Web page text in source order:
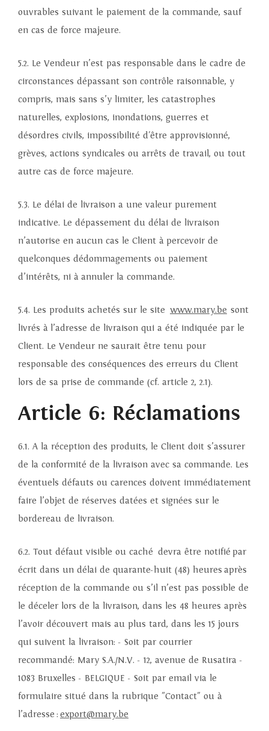
ouvrables suivant le paiement de la commande, sauf
en cas de force majeure.
5.2. Le Vendeur n’est pas responsable dans le cadre de
circonstances dépassant son contrôle raisonnable, y
compris, mais sans s’y limiter, les catastrophes
naturelles, explosions, inondations, guerres et
désordres civils, impossibilité d'être approvisionné,
grèves, actions syndicales ou arrêts de travail, ou tout
autre cas de force majeure.
5.3. Le délai de livraison a une valeur purement
indicative. Le dépassement du délai de livraison
n’autorise en aucun cas le Client à percevoir de
quelconques dédommagements ou paiement
d’intérêts, ni à annuler la commande.
5.4. Les produits achetés sur le site www.mary.be sont
livrés à l’adresse de livraison qui a été indiquée par le
Client. Le Vendeur ne saurait être tenu pour
responsable des conséquences des erreurs du Client
lors de sa prise de commande (cf. article 2, 2.1).
Article 6: Réclamations
6.1. A la réception des produits, le Client doit s’assurer
de la conformité de la livraison avec sa commande. Les
éventuels défauts ou carences doivent immédiatement
faire l’objet de réserves datées et signées sur le
bordereau de livraison.
6.2. Tout défaut visible ou caché devra être notifié par
écrit dans un délai de quarante-huit (48) heures après
réception de la commande ou s’il n’est pas possible de
le déceler lors de la livraison, dans les 48 heures après
l’avoir découvert mais au plus tard, dans les 15 jours
qui suivent la livraison: - Soit par courrier
recommandé: Mary S.A./N.V. - 12, avenue de Rusatira -
1083 Bruxelles - BELGIQUE - Soit par email via le
formulaire situé dans la rubrique "Contact" ou à
l’adresse : export@mary.be